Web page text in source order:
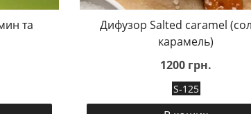
та
Дифузор Salted caramel
карамель)
1200 грн.
S-125